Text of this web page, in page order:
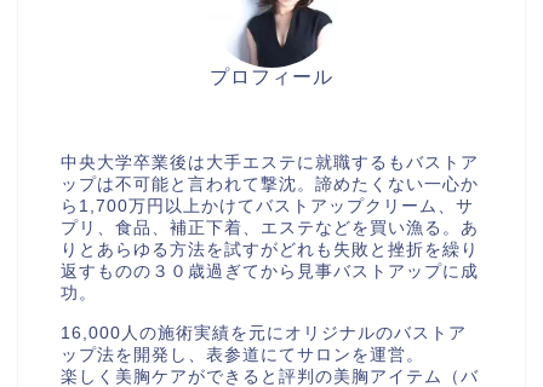
プロフィール
中央大学卒業後は大手エステに就職するもバストア
ップは不可能と言われて撃沈。諦めたくない一心か
ら1,700万円以上かけてバストアップクリーム、サ
プリ、食品、補正下着、エステなどを買い漁る。あ
りとあらゆる方法を試すがどれも失敗と挫折を繰り
返すものの３０歳過ぎてから見事バストアップに成
功。
16,000人の施術実績を元にオリジナルのバストア
ップ法を開発し、表参道にてサロンを運営。
楽しく美胸ケアができると評判の美胸アイテム（バ